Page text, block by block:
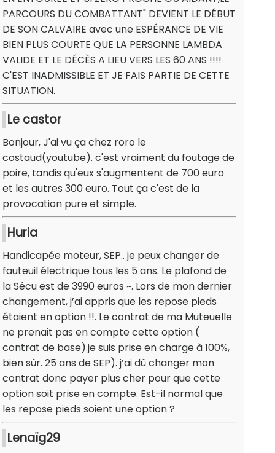
PARCOURS DU COMBATTANT" DEVIENT LE DÉBUT
DE SON CALVAIRE avec une ESPÉRANCE DE VIE
BIEN PLUS COURTE QUE LA PERSONNE LAMBDA
VALIDE ET LE DÉCÈS A LIEU VERS LES 60 ANS !!!!
C'EST INADMISSIBLE ET JE FAIS PARTIE DE CETTE
SITUATION.
Le castor
Bonjour, J'ai vu ça chez roro le
costaud(youtube). c'est vraiment du foutage de
poire, tandis qu'eux s'augmentent de 700 euro
et les autres 300 euro. Tout ça c'est de la
provocation pure et simple.
Huria
Handicapée moteur, SEP.. je peux changer de
fauteuil électrique tous les 5 ans. Le plafond de
la Sécu est de 3990 euros ~. Lors de mon dernier
changement, j’ai appris que les repose pieds
étaient en option !!. Le contrat de ma Muteuelle
ne prenait pas en compte cette option (
contrat de base).je suis prise en charge à 100%,
bien sûr. 25 ans de SEP). j’ai dû changer mon
contrat donc payer plus cher pour que cette
option soit prise en compte. Est-il normal que
les repose pieds soient une option ?
Lenaïg29